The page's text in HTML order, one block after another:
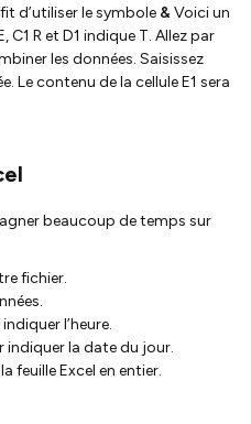
d’utiliser le symbole &Voici un
C1 R et D1 indique T. Allez par
les données. Saisissez
Le contenu de la cellule E1 sera
beaucoup de temps sur
fichier.
l’heure.
indiquer la date du jour.
feuille Excel en entier.